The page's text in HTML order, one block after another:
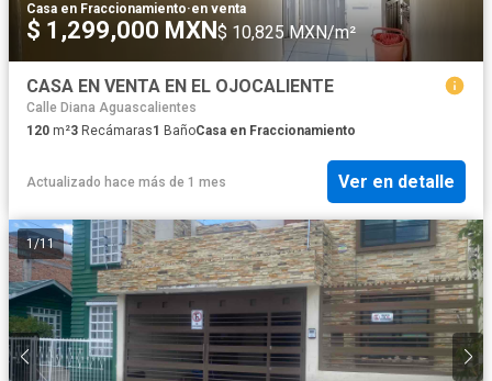
Casa en Fraccionamiento·en venta
$ 1,299,000 MXN$ 10,825 MXN/m²
CASA EN VENTA EN EL OJOCALIENTE
Calle Diana Aguascalientes
120 m²3 Recámaras1 BañoCasa en Fraccionamiento
Actualizado hace más de 1 mes Ver en detalle
1/11